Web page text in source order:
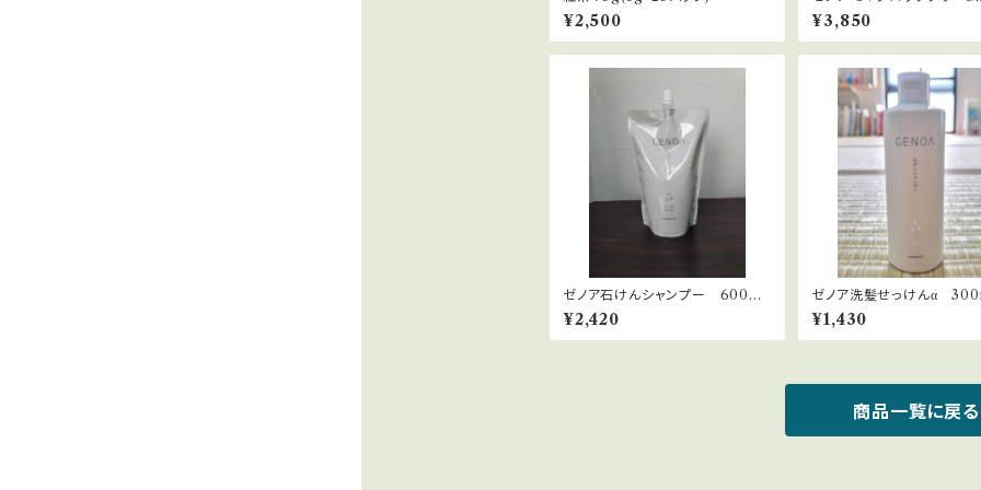
¥2,500
for Face（日やけ止めクリ
化粧下地）30mL
¥3,850
ゼノア石けんシャンプー 600ml
詰め替えタイプ
¥2,420
ゼノア洗髪せっけんα
¥1,430
商品一覧に戻る